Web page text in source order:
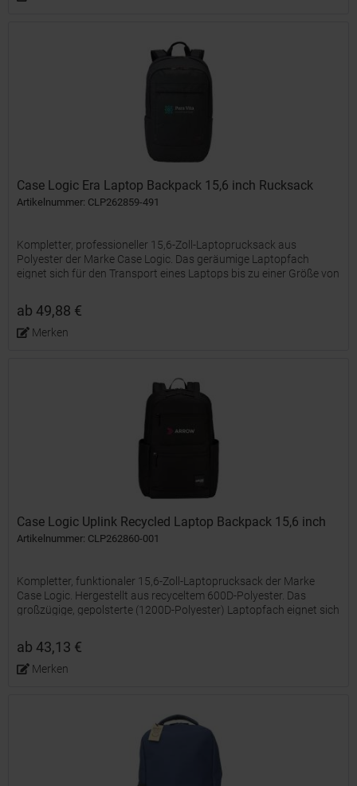
Case Logic Era Laptop Backpack 15,6 inch Rucksack
Artikelnummer: CLP262859-491
Kompletter, professioneller 15,6-Zoll-Laptoprucksack aus
Polyester der Marke Case Logic. Das geräumige Laptopfach
eignet sich für den Transport eines Laptops bis zu einer Größe von
ab 49,88 €
Merken
Case Logic Uplink Recycled Laptop Backpack 15,6 inch
Artikelnummer: CLP262860-001
Kompletter, funktionaler 15,6-Zoll-Laptoprucksack der Marke
Case Logic. Hergestellt aus recyceltem 600D-Polyester. Das
großzügige, gepolsterte (1200D-Polyester) Laptopfach eignet sich
ab 43,13 €
Merken